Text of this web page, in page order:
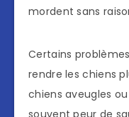
mordent sans
Certains
rendre les chiens
chiens aveugles